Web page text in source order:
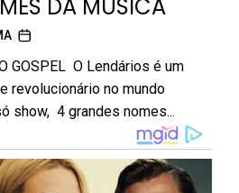
DA MÚSICA
GOSPEL O Lendários é um
revolucionário no mundo
show, 4 grandes nomes...